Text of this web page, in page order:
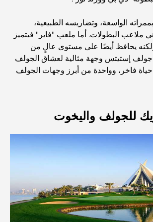
جميرا: جولة بين الفخامة والإطلالات الخلابة
للسكن في دبي مع العائلة: اكتشف أفضل
لا يُنسى
الخليج التجاري: مزيج مثالي من القهوة
الواسعة، وتضاريسه الطبيعية،
ملاعب البطولات. أما ملعب "فاير" فيتميز
يحافظ أيضًا على مستوى عالٍ من
جولف إستيتس وجهة مثالية لعشاق الجولف
فاخر، وواحدة من أبرز وجهات الجولف
للجولف واليخوت